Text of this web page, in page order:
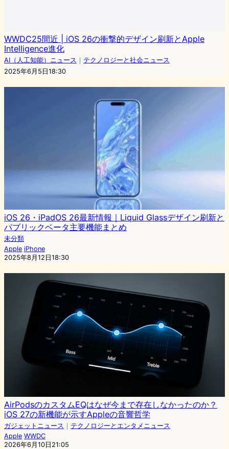
WWDC25間近 | iOS 26の衝撃的デザイン刷新とApple
Intelligence進化
AI（人工知能）ニュース ｜ テクノロジーと社会ニュース
2025年6月5日18:30
iOS 26・iPadOS 26最新情報｜Liquid Glassデザイン刷新と
パブリックベータ主要機能まとめ
未分類
Apple iPhone
2025年8月12日18:30
AirPodsのカスタムEQはなぜ今まで存在しなかったのか？
iOS 27の新機能が示すAppleの音響哲学
ガジェットニュース ｜ テクノロジーとエンタメニュース
Apple WWDC
2026年6月10日21:05